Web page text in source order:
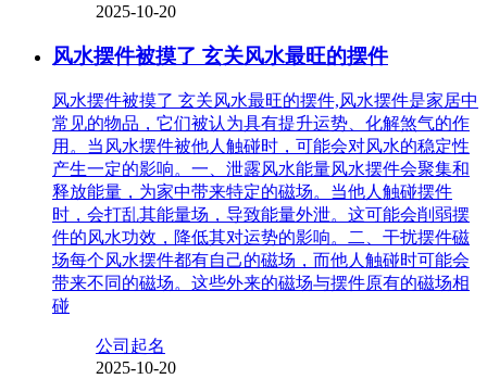
2025-10-20
风水摆件被摸了 玄关风水最旺的摆件
风水摆件被摸了 玄关风水最旺的摆件,风水摆件是家居中
常见的物品，它们被认为具有提升运势、化解煞气的作
用。当风水摆件被他人触碰时，可能会对风水的稳定性
产生一定的影响。一、泄露风水能量风水摆件会聚集和
释放能量，为家中带来特定的磁场。当他人触碰摆件
时，会打乱其能量场，导致能量外泄。这可能会削弱摆
件的风水功效，降低其对运势的影响。二、干扰摆件磁
场每个风水摆件都有自己的磁场，而他人触碰时可能会
带来不同的磁场。这些外来的磁场与摆件原有的磁场相
碰
公司起名
2025-10-20